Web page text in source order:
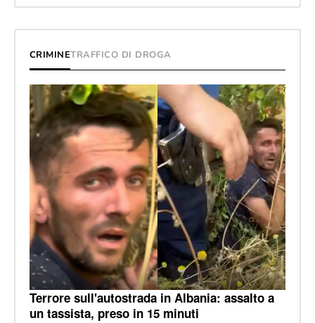
CRIMINETRAFFICO DI DROGA
Terrore sull'autostrada in Albania: assalto a
un tassista, preso in 15 minuti